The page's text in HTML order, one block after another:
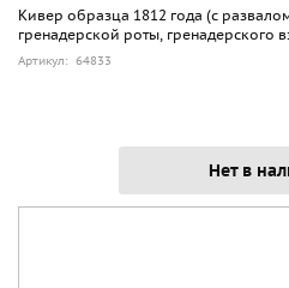
Кивер образца 1812 года (с
гренадерской роты, гренадерского
Артикул: 64833
Нет в